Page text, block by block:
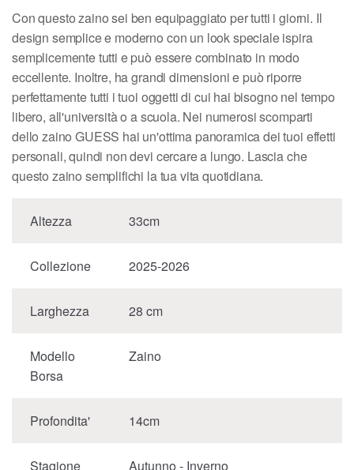
Con questo zaino sei ben equipaggiato per tutti i giorni. Il
design semplice e moderno con un look speciale ispira
semplicemente tutti e può essere combinato in modo
eccellente. Inoltre, ha grandi dimensioni e può riporre
perfettamente tutti i tuoi oggetti di cui hai bisogno nel tempo
libero, all'università o a scuola. Nei numerosi scomparti
dello zaino GUESS hai un'ottima panoramica dei tuoi effetti
personali, quindi non devi cercare a lungo. Lascia che
questo zaino semplifichi la tua vita quotidiana.
Altezza 33cm
Collezione 2025-2026
Larghezza 28 cm
Modello
Borsa
Zaino
Profondita' 14cm
Stagione Autunno - Inverno